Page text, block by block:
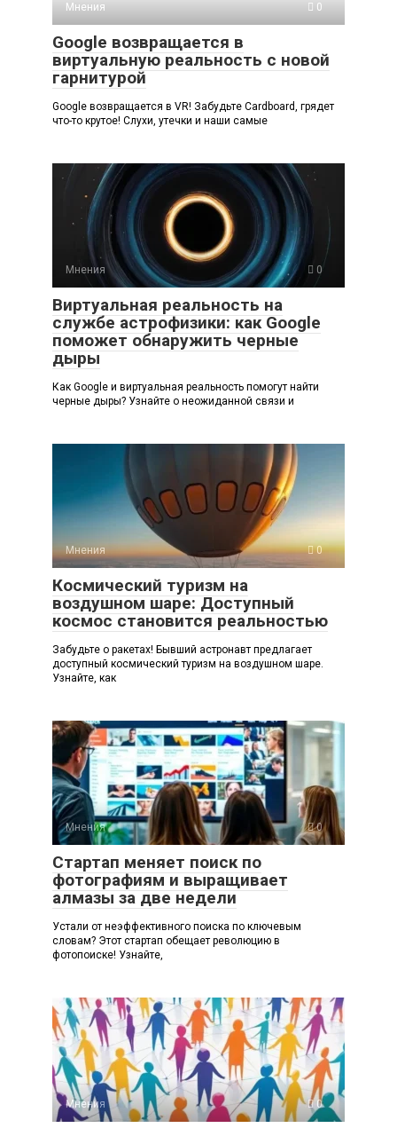
Мнения
0
Google возвращается в
виртуальную реальность с новой
гарнитурой
Google возвращается в VR! Забудьте Cardboard, грядет
что-то крутое! Слухи, утечки и наши самые
Мнения 0
Виртуальная реальность на
службе астрофизики: как Google
поможет обнаружить черные
дыры
Как Google и виртуальная реальность помогут найти
черные дыры? Узнайте о неожиданной связи и
Мнения 0
Космический туризм на
воздушном шаре: Доступный
космос становится реальностью
Забудьте о ракетах! Бывший астронавт предлагает
доступный космический туризм на воздушном шаре.
Узнайте, как
Мнения 0
Стартап меняет поиск по
фотографиям и выращивает
алмазы за две недели
Устали от неэффективного поиска по ключевым
словам? Этот стартап обещает революцию в
фотопоиске! Узнайте,
Мнения 0